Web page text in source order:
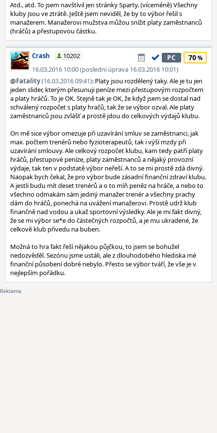
Atd., atd. To jsem navštívil jen stránky Sparty. (víceméně) Všechny
kluby jsou ve ztrátě. Ještě jsem neviděl, že by to výbor řešil s
manažerem. Manažerovi mužstva můžou snížit platy zaměstnanců
(hráčů) a přestupovou částku.
Crash
10202
16.03.2016 10:00 (poslední úprava 16.03.2016 10:01)
PC 70
@Fatality(16.03.2016 09:41): Platy jsou rozdělený taky. Ale je tu jen
jeden slider, kterým přesunuji peníze mezi přestupovým rozpočtem
a platy hráčů. To je OK. Stejně tak je OK, že když jsem se dostal nad
schválený rozpočet s platy hračů, tak že se výbor ozval. Ale platy
zaměstnanců jsou zvlášť a prostě jdou do celkových výdajů klubu.
On mě sice výbor omezuje při uzavírání smluv se zaměstnanci, jak
max. počtem trenérů nebo fyzioterapeutů, tak i výší mzdy při
uzavírání smlouvy. Ale celkový rozpočet klubu, kam tedy patří platy
hráčů, přestupové peníze, platy zaměstnanců a nějaký provozní
výdaje, tak ten v podstatě výbor neřeší. A to se mi prostě zdá divný.
Naopak bych čekal, že pro výbor bude zásadní finanční zdraví klubu.
A jestli budu mít deset trenérů a o to míň peněz na hráče, a nebo to
všechno odmakám sám jediný manažer trenér a všechny prachy
dám do hráčů, ponechá na uvážení manažerovi. Prostě udrž klub
finančně nad vodou a ukaž sportovní výsledky. Ale je mi fakt divný,
že se mi výbor se*e do částečných rozpočtů, a je mu ukradené, že
celkově klub přivedu na buben.
Možná to hra fakt řeší nějakou půjčkou, to jsem se bohužel
nedozvěděl. Sezónu jsme ustáli, ale z dlouhodobého hlediska mé
finanční působení dobré nebylo. Přesto se výbor tváří, že vše je v
nejlepším pořádku.